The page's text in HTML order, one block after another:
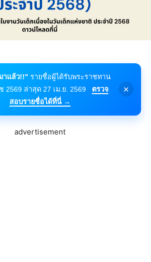
าแล้ว!!" รายชื่อผู้ได้รับพระราชทาน
2569 ล่าสุด 27 เม.ย. 2569
ตรวจ
สอบรายชื่อได้ที่นี่ →
×
advertisement